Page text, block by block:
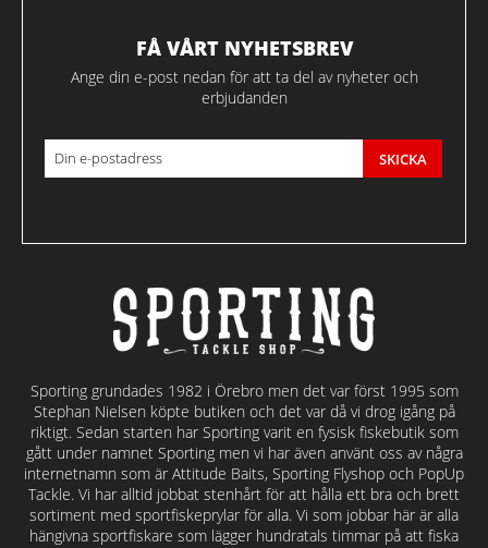
FÅ VÅRT NYHETSBREV
Ange din e-post nedan för att ta del av nyheter och
erbjudanden
SKICKA
Sporting grundades 1982 i Örebro men det var först 1995 som
Stephan Nielsen köpte butiken och det var då vi drog igång på
riktigt. Sedan starten har Sporting varit en fysisk fiskebutik som
gått under namnet Sporting men vi har även använt oss av några
internetnamn som är Attitude Baits, Sporting Flyshop och PopUp
Tackle. Vi har alltid jobbat stenhårt för att hålla ett bra och brett
sortiment med sportfiskeprylar för alla. Vi som jobbar här är alla
hängivna sportfiskare som lägger hundratals timmar på att fiska